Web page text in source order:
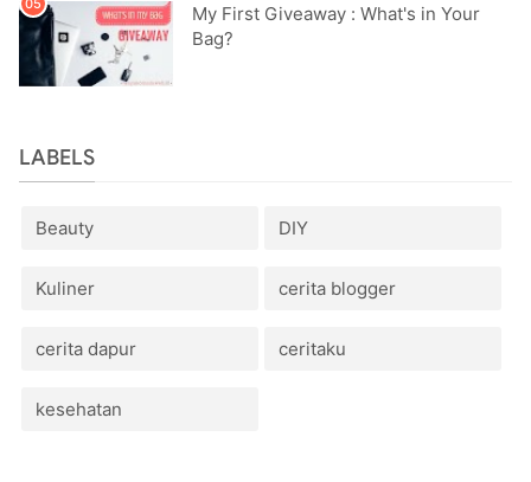
My First Giveaway : What's in Your
Bag?
LABELS
Beauty DIY
Kuliner cerita blogger
cerita dapur ceritaku
kesehatan